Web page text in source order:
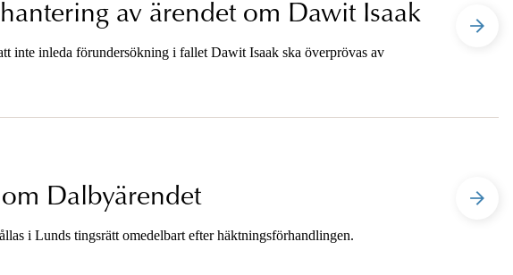
av ärendet om Dawit Isaak
inte inleda förundersökning i fallet Dawit Isaak ska överprövas av
Dalbyärendet
i Lunds tingsrätt omedelbart efter häktningsförhandlingen.